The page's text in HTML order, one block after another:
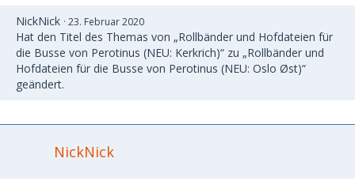
NickNick 23. Februar 2020
Hat den Titel des Themas von „Rollbänder und Hofdateien für
die Busse von Perotinus (NEU: Kerkrich)“ zu „Rollbänder und
Hofdateien für die Busse von Perotinus (NEU: Oslo Øst)“
geändert.
NickNick